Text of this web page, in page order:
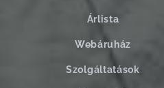
Árlista
Webáruház
Szolgáltatások